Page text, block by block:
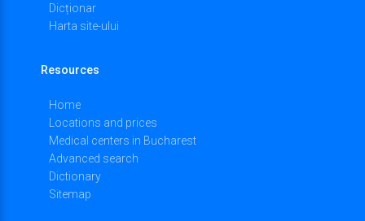
Dicționar
Harta site-ului
Resources
Home
Locations and prices
Medical centers in Bucharest
Advanced search
Dictionary
Sitemap